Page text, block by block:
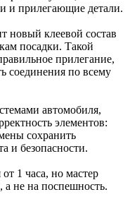
и прилегающие детали.
новый клеевой состав
посадки. Такой
прилегание,
соединения по всему
автомобиля,
элементов:
сохранить
и безопасности.
1 часа, но мастер
а не на поспешность.